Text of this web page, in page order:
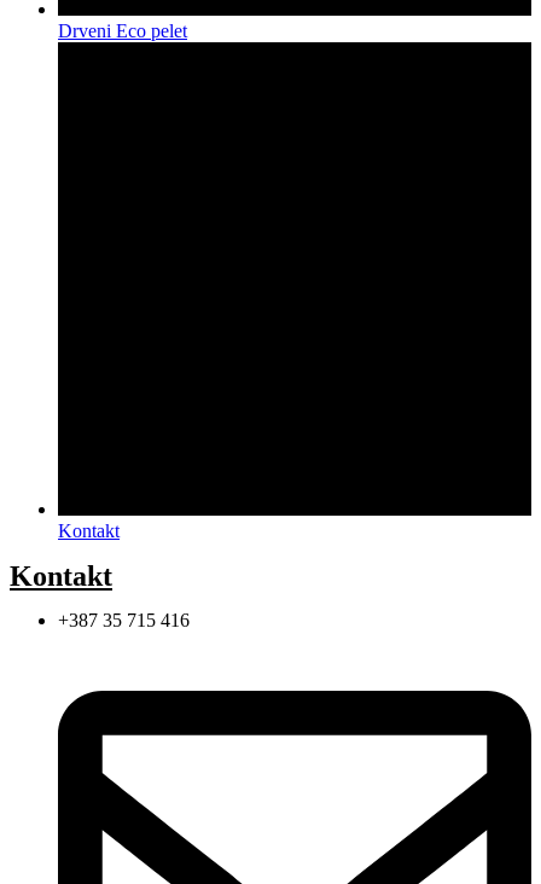
Drveni Eco pelet
Kontakt
Kontakt
+387 35 715 416